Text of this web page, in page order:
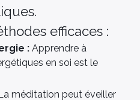
efficaces :
: Apprendre à
en soi est le
méditation peut éveiller